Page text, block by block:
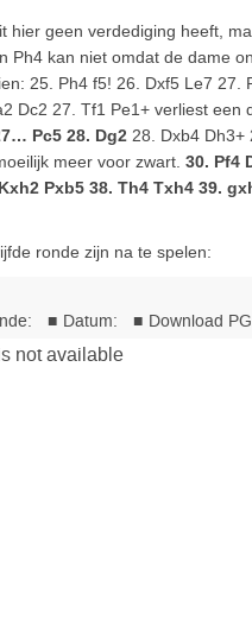
hier geen verdediging heeft,
kan niet omdat de dame
25. Ph4 f5! 26. Dxf5 Le7 27.
Dc2 27. Tf1 Pe1+ verliest een
Pc5 28. Dg2 28. Dxb4 Dh3+
meer voor zwart. 30. Pf4
Pxb5 38. Th4 Txh4 39.
ronde zijn na te spelen: